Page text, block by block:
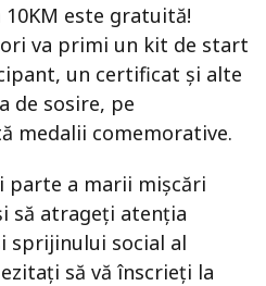
10KM este gratuită!
va primi un kit de start
un certificat și alte
de sosire, pe
medalii comemorative.
parte a marii mișcări
să atrageți atenția
sprijinului social al
să vă înscrieți la